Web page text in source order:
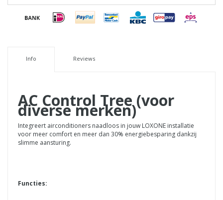
Info Reviews
AC Control Tree (voor
diverse merken)
Integreert airconditioners naadloos in jouw LOXONE installatie
voor meer comfort en meer dan 30% energiebesparing dankzij
slimme aansturing.
Functies: